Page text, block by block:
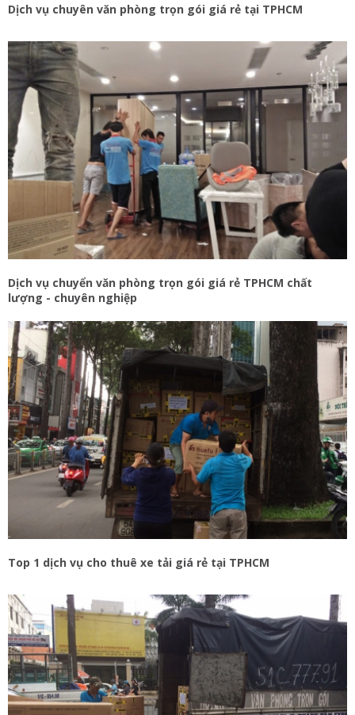
Dịch vụ chuyên văn phòng trọn gói giá rẻ tại TPHCM
Dịch vụ chuyển văn phòng trọn gói giá rẻ TPHCM chất
lượng - chuyên nghiệp
Top 1 dịch vụ cho thuê xe tải giá rẻ tại TPHCM